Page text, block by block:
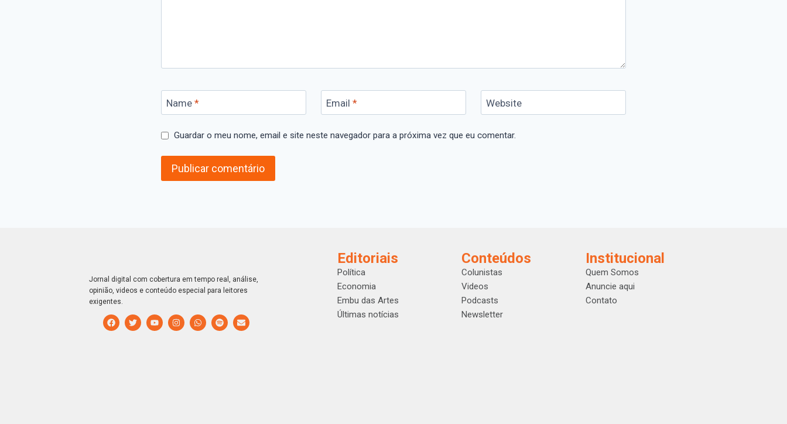
Name * Email * Website
Guardar o meu nome, email e site neste navegador para a próxima vez que eu comentar.
Jornal digital com cobertura em tempo real, análise,
opinião, videos e conteúdo especial para leitores
exigentes.
Editoriais
Política
Economia
Embu das Artes
Últimas notícias
Conteúdos
Colunistas
Videos
Podcasts
Newsletter
Institucional
Quem Somos
Anuncie aqui
Contato